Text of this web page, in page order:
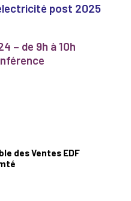
post 2025
– de 9h à 10h
des Ventes EDF